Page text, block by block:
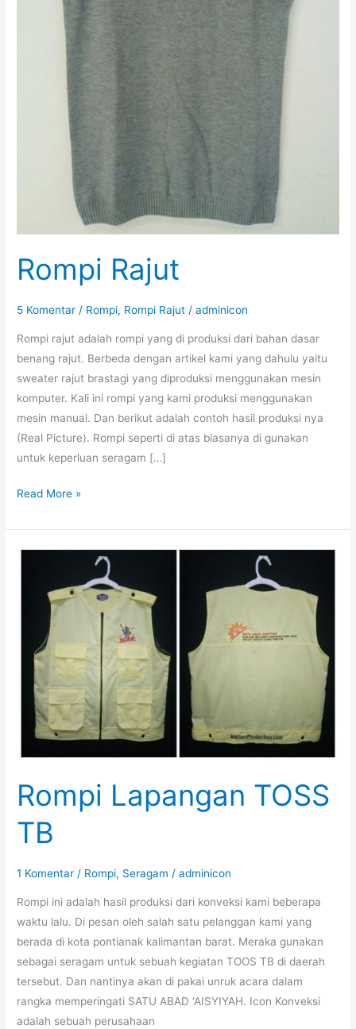
Rompi Rajut
5 Komentar / Rompi, Rompi Rajut /adminicon
Rompi rajut adalah rompi yang di produksi dari bahan dasar
benang rajut. Berbeda dengan artikel kami yang dahulu yaitu
sweater rajut brastagi yang diproduksi menggunakan mesin
komputer. Kali ini rompi yang kami produksi menggunakan
mesin manual. Dan berikut adalah contoh hasil produksi nya
(Real Picture). Rompi seperti di atas biasanya di gunakan
untuk keperluan seragam […]
Rompi
Read More »
Rompi Lapangan TOSS
TB
1 Komentar / Rompi, Seragam /adminicon
Rompi ini adalah hasil produksi dari konveksi kami beberapa
waktu lalu. Di pesan oleh salah satu pelanggan kami yang
berada di kota pontianak kalimantan barat. Meraka gunakan
sebagai seragam untuk sebuah kegiatan TOOS TB di daerah
tersebut. Dan nantinya akan di pakai unruk acara dalam
rangka memperingati SATU ABAD ‘AISYIYAH. Icon Konveksi
adalah sebuah perusahaan